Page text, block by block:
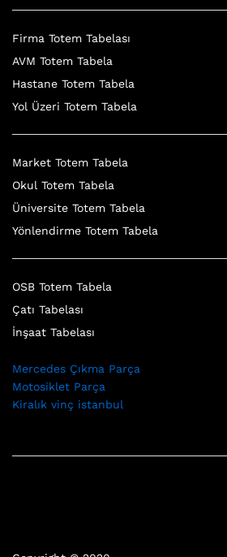
Firma Totem Tabelası
AVM Totem Tabela
Hastane Totem Tabela
Yol Üzeri Totem Tabela
Market Totem Tabela
Okul Totem Tabela
Üniversite Totem Tabela
Yönlendirme Totem Tabela
OSB Totem Tabela
Çatı Tabelası
İnşaat Tabelası
Mercedes Çıkma Parça
Motosiklet Parça
Kiralık vinç istanbul